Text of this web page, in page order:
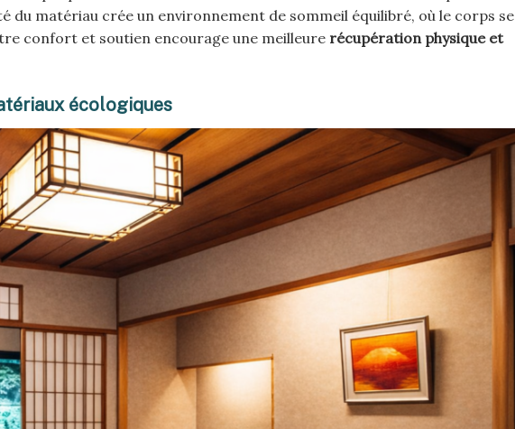
du matériau crée un environnement de sommeil équilibré, où le corps se
confort et soutien encourage une meilleure récupération physique et
écologiques